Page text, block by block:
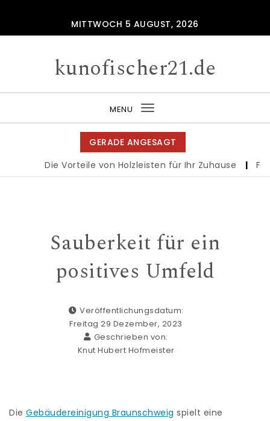
MITTWOCH 5 AUGUST, 2026
kunofischer21.de
MENU
Toggle
navigation
GERADE ANGESAGT
Die Vorteile von Holzleisten für Ihr Zuhause |
Sauberkeit für ein
positives Umfeld
Veröffentlichungsdatum:
Freitag 29 Dezember, 2023
Geschrieben von:
Knut Hubert Hofmeister
Die Gebäudereinigung Braunschweig spielt eine